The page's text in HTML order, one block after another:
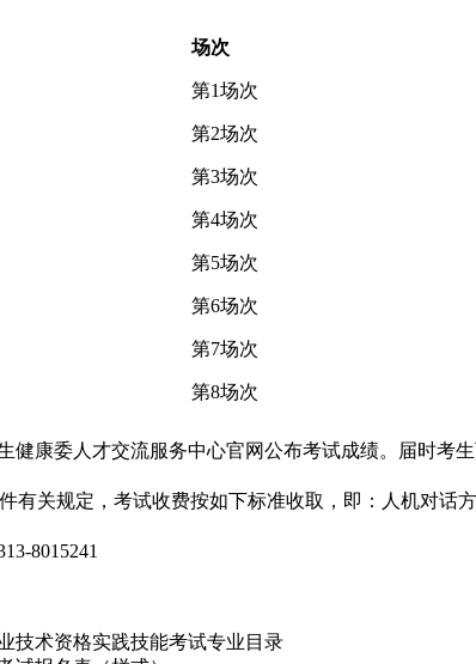
场次
第1场次
第2场次
第3场次
第4场次
第5场次
第6场次
第7场次
第8场次
健康委人才交流服务中心官网公布考试成绩。届时考
有关规定，考试收费按如下标准收取，即：人机对话
8015241
技术资格实践技能考试专业目录